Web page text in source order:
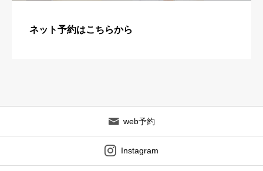
ネット予約はこちらから
web予約
Instagram